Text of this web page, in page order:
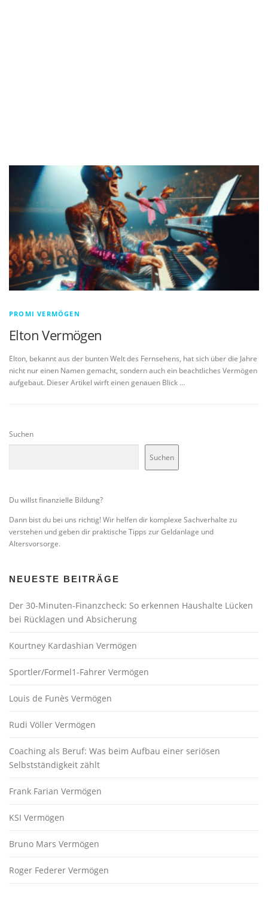
PROMI VERMÖGEN
Elton Vermögen
Elton, bekannt aus der bunten Welt des Fernsehens, hat sich über die Jahre
nicht nur einen Namen gemacht, sondern auch ein beachtliches Vermögen
aufgebaut. Dieser Artikel wirft einen genauen Blick …
Suchen
Suchen
Du willst finanzielle Bildung?
Dann bist du bei uns richtig! Wir helfen dir komplexe Sachverhalte zu
verstehen und geben dir praktische Tipps zur Geldanlage und
Altersvorsorge.
NEUESTE BEITRÄGE
Der 30-Minuten-Finanzcheck: So erkennen Haushalte Lücken
bei Rücklagen und Absicherung
Kourtney Kardashian Vermögen
Sportler/Formel1-Fahrer Vermögen
Louis de Funès Vermögen
Rudi Völler Vermögen
Coaching als Beruf: Was beim Aufbau einer seriösen
Selbstständigkeit zählt
Frank Farian Vermögen
KSI Vermögen
Bruno Mars Vermögen
Roger Federer Vermögen